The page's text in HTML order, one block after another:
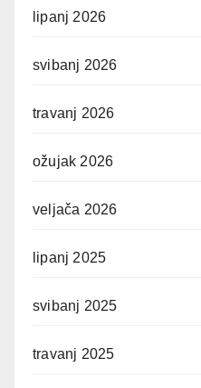
lipanj 2026
svibanj 2026
travanj 2026
ožujak 2026
veljača 2026
lipanj 2025
svibanj 2025
travanj 2025